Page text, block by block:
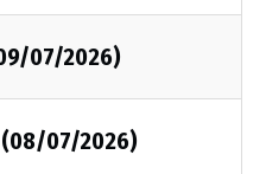
07/2026)
(08/07/2026)